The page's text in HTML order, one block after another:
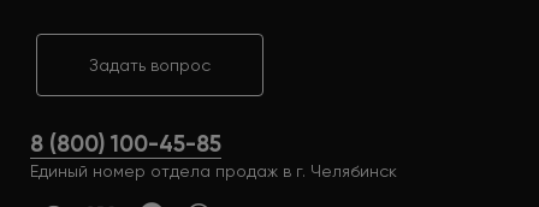
Задать вопрос
8 (800) 100-45-85
Единый номер отдела продаж в г. Челябинск